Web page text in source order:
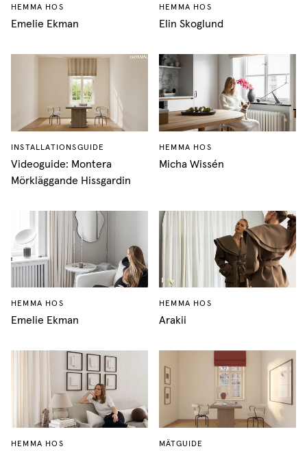
HEMMA HOS
Emelie Ekman
HEMMA HOS
Elin Skoglund
INSTALLATIONSGUIDE
Videoguide: Montera
Mörkläggande Hissgardin
HEMMA HOS
Micha Wissén
HEMMA HOS
Emelie Ekman
HEMMA HOS
Arakii
HEMMA HOS MÄTGUIDE